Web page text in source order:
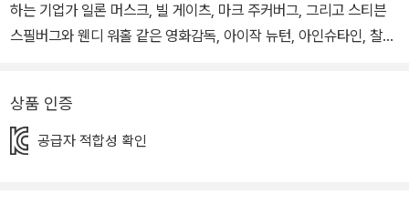
하는 기업가 일론 머스크, 빌 게이츠, 마크 주커버그, 그리고 스티븐
스필버그와 웬디 워홀 같은 영화감독, 아이작 뉴턴, 아인슈타인, 찰스
니다. 모두 ‘자폐 스펙트럼 장애’를 가지고 있다는 사실이지요. 자폐
스펙트럼 장애는, 보통 사람들과는 다른 방식으로 세상과 타인을 이
상품 인증
공급자 적합성 확인